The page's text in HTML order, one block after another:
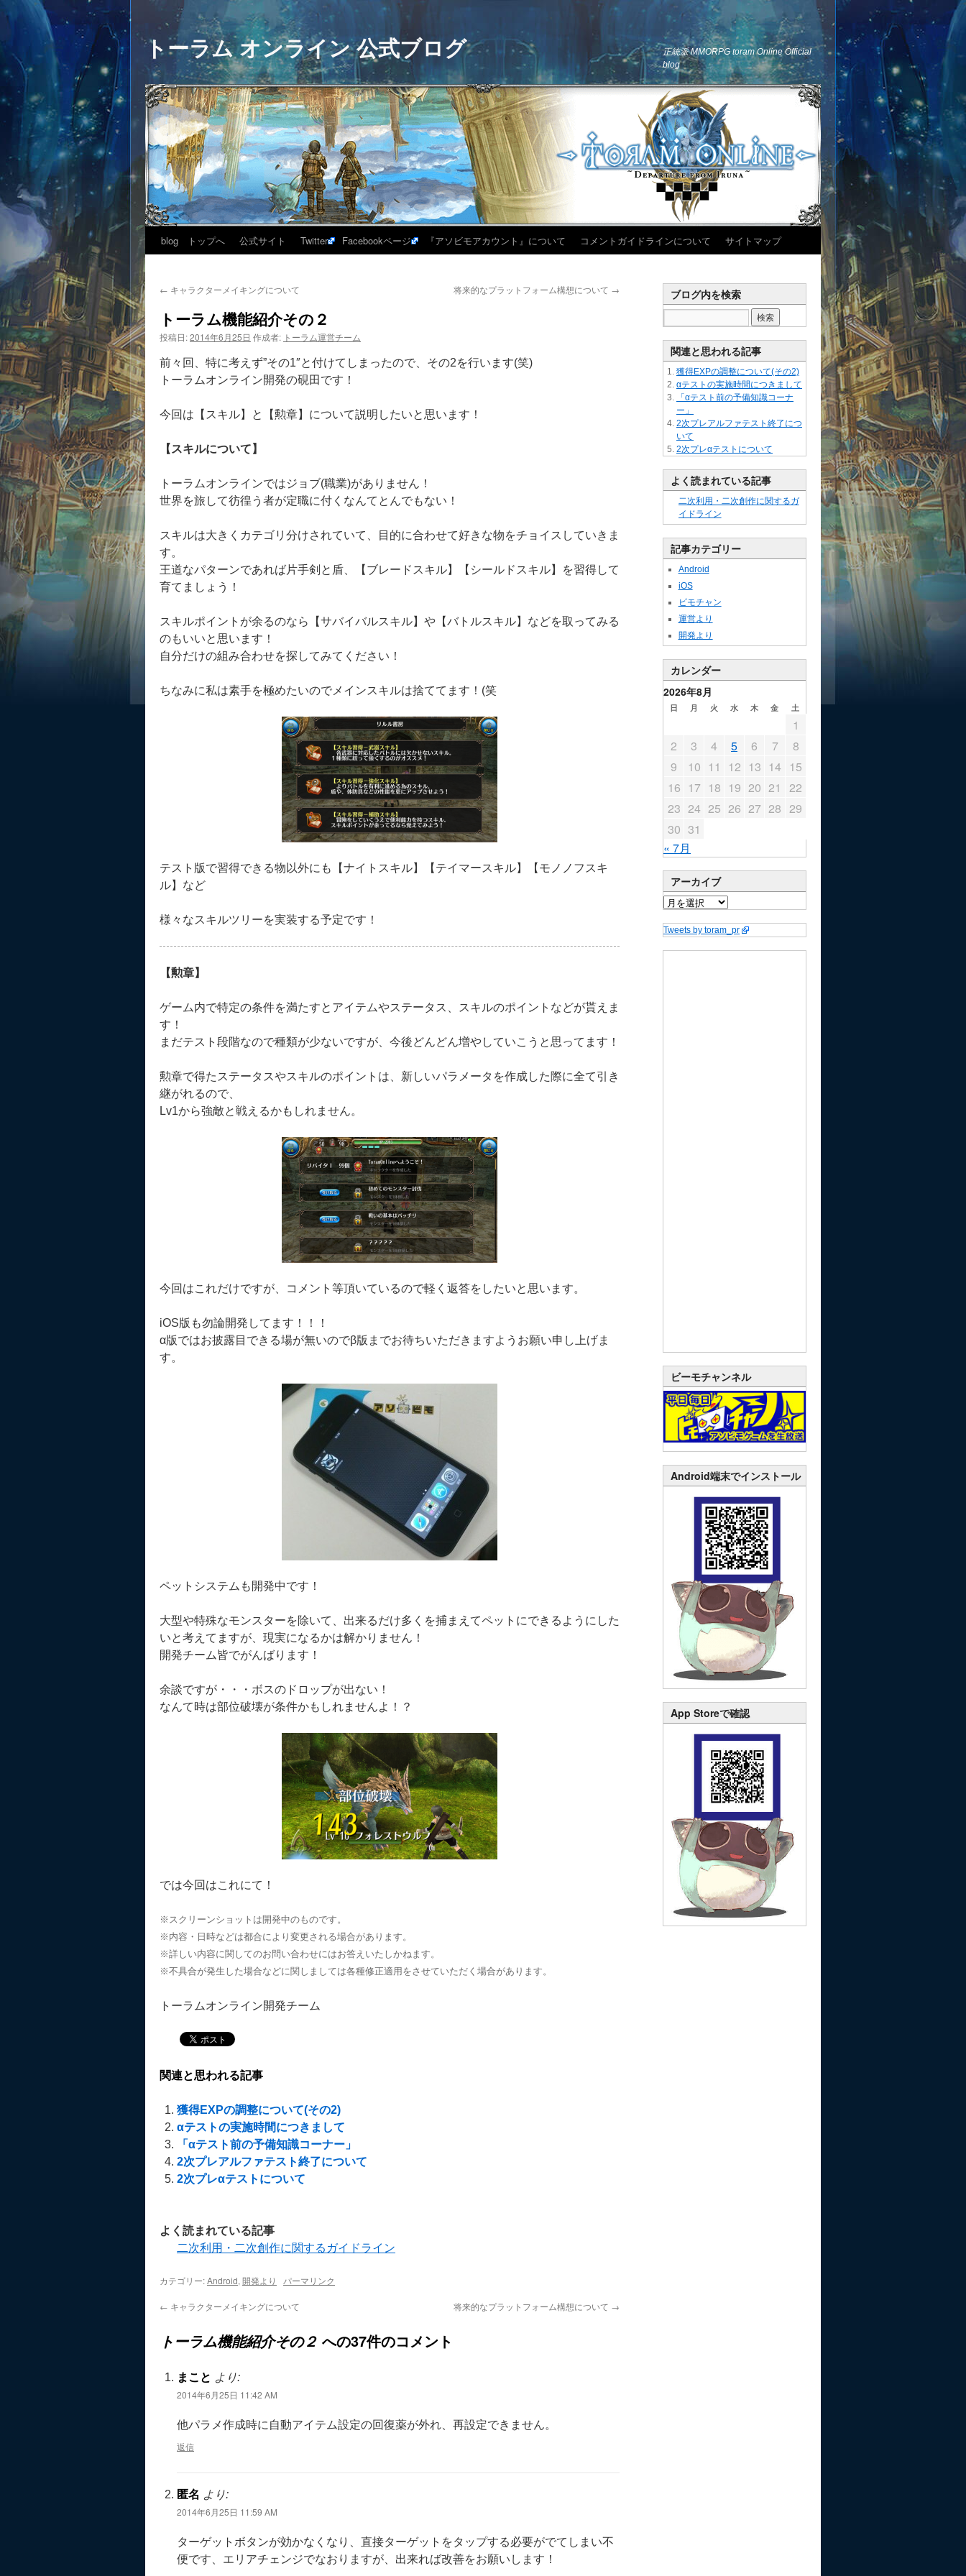
トーラム オンライン 公式ブログ
正統派 MMORPG toram Online Official
blog
blog トップへ 公式サイト Twitter Facebookページ 『アソビモアカウント』について コメントガイドラインについて サイトマップ
← キャラクターメイキングについて 将来的なプラットフォーム構想について →
トーラム機能紹介その２
投稿日:2014年6月25日 作成者: トーラム運営チーム
前々回、特に考えず”その1″と付けてしまったので、その2を行います(笑)
トーラムオンライン開発の硯田です！
今回は【スキル】と【勲章】について説明したいと思います！
【スキルについて】
トーラムオンラインではジョブ(職業)がありません！
世界を旅して彷徨う者が定職に付くなんてとんでもない！
スキルは大きくカテゴリ分けされていて、目的に合わせて好きな物をチョイスしていきま
す。
王道なパターンであれば片手剣と盾、【ブレードスキル】【シールドスキル】を習得して
育てましょう！
スキルポイントが余るのなら【サバイバルスキル】や【バトルスキル】などを取ってみる
のもいいと思います！
自分だけの組み合わせを探してみてください！
ちなみに私は素手を極めたいのでメインスキルは捨ててます！(笑
テスト版で習得できる物以外にも【ナイトスキル】【テイマースキル】【モノノフスキ
ル】など
様々なスキルツリーを実装する予定です！
【勲章】
ゲーム内で特定の条件を満たすとアイテムやステータス、スキルのポイントなどが貰えま
す！
まだテスト段階なので種類が少ないですが、今後どんどん増やしていこうと思ってます！
勲章で得たステータスやスキルのポイントは、新しいパラメータを作成した際に全て引き
継がれるので、
Lv1から強敵と戦えるかもしれません。
今回はこれだけですが、コメント等頂いているので軽く返答をしたいと思います。
iOS版も勿論開発してます！！！
α版ではお披露目できる場が無いのでβ版までお待ちいただきますようお願い申し上げま
す。
ペットシステムも開発中です！
大型や特殊なモンスターを除いて、出来るだけ多くを捕まえてペットにできるようにした
いと考えてますが、現実になるかは解かりません！
開発チーム皆でがんばります！
余談ですが・・・ボスのドロップが出ない！
なんて時は部位破壊が条件かもしれませんよ！？
では今回はこれにて！
※スクリーンショットは開発中のものです。
※内容・日時などは都合により変更される場合があります。
※詳しい内容に関してのお問い合わせにはお答えいたしかねます。
※不具合が発生した場合などに関しましては各種修正適用をさせていただく場合があります。
トーラムオンライン開発チーム
関連と思われる記事
獲得EXPの調整について(その2)
αテストの実施時間につきまして
「αテスト前の予備知識コーナー」
2次プレアルファテスト終了について
2次プレαテストについて
よく読まれている記事
二次利用・二次創作に関するガイドライン
カテゴリー:Android, 開発より パーマリンク
← キャラクターメイキングについて 将来的なプラットフォーム構想について →
トーラム機能紹介その２ への37件のコメント
まこと より:
2014年6月25日 11:42 AM
他パラメ作成時に自動アイテム設定の回復薬が外れ、再設定できません。
返信
匿名 より:
2014年6月25日 11:59 AM
ターゲットボタンが効かなくなり、直接ターゲットをタップする必要がでてしまい不
便です、エリアチェンジでなおりますが、出来れば改善をお願いします！
ブログ内を検索
関連と思われる記事
獲得EXPの調整について(その2)
αテストの実施時間につきまして
「αテスト前の予備知識コーナ
ー」
2次プレアルファテスト終了につ
いて
2次プレαテストについて
よく読まれている記事
二次利用・二次創作に関するガ
イドライン
記事カテゴリー
Android
iOS
ビモチャン
運営より
開発より
カレンダー
2026年8月
日 月 火 水 木 金 土
« 7月
1
2
3 4 5 6 7
8
9
10 11 12 13 14 15
16 17 18 19 20 21
22
23 24 25 26 27 28 29
30 31
アーカイブ
Tweets by toram_pr
ビーモチャンネル
Android端末でインストール
App Storeで確認